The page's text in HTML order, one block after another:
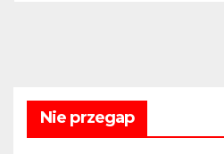
Nie przegap